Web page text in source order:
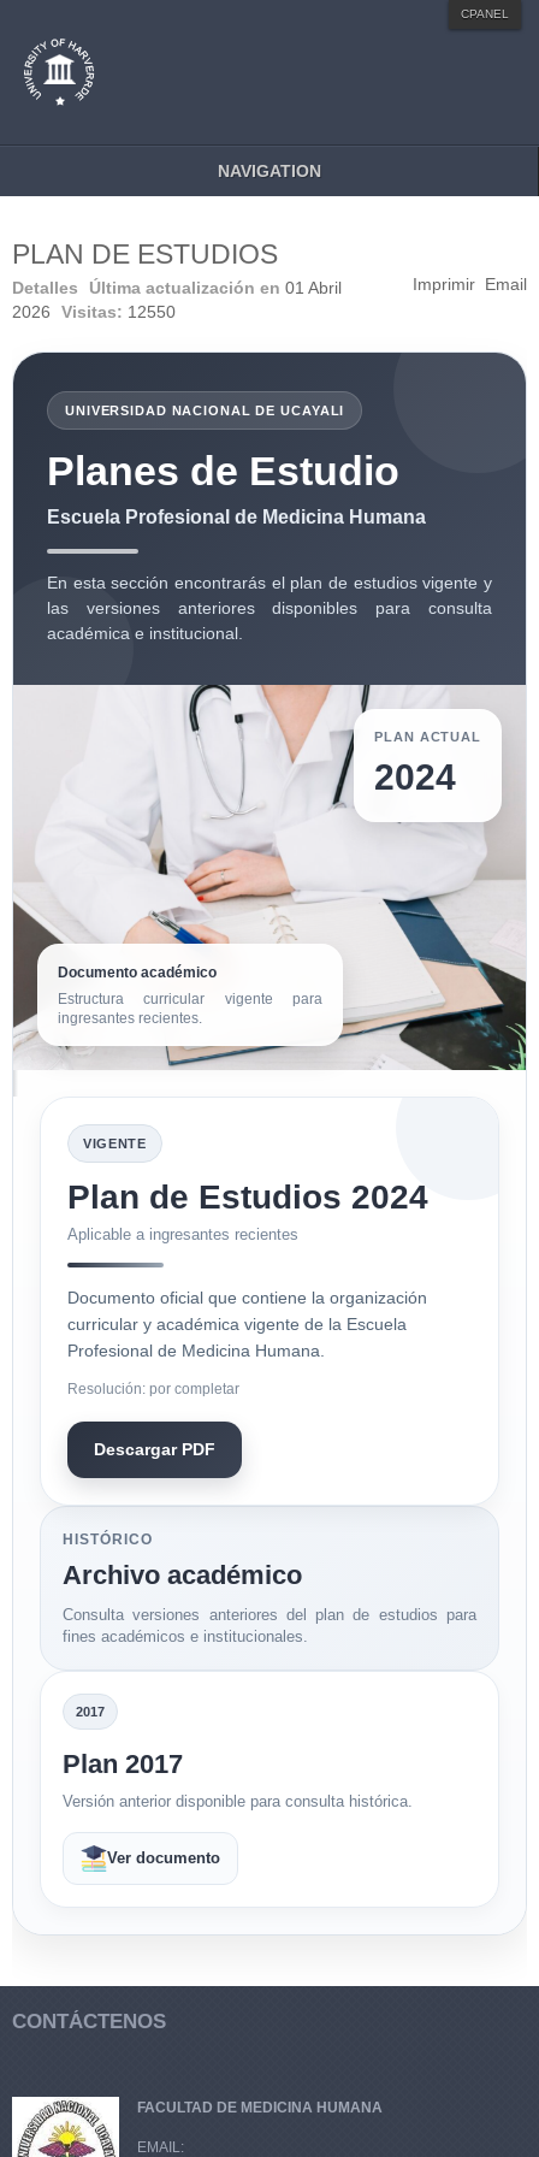
NAVIGATION
CPANEL
PLAN DE ESTUDIOS
Imprimir Email
Detalles Última actualización en 01 Abril
2026
Visitas: 12550
UNIVERSIDAD NACIONAL DE UCAYALI
Planes de Estudio
Escuela Profesional de Medicina Humana
En esta sección encontrarás el plan de estudios vigente y
las versiones anteriores disponibles para consulta
académica e institucional.
PLAN ACTUAL
2024
Documento académico
Estructura curricular vigente para
ingresantes recientes.
VIGENTE
Plan de Estudios 2024
Aplicable a ingresantes recientes
Documento oficial que contiene la organización
curricular y académica vigente de la Escuela
Profesional de Medicina Humana.
Resolución: por completar
Descargar PDF
HISTÓRICO
Archivo académico
Consulta versiones anteriores del plan de estudios para
fines académicos e institucionales.
2017
Plan 2017
Versión anterior disponible para consulta histórica.
Ver documento
CONTÁCTENOS
FACULTAD DE MEDICINA HUMANA
EMAIL: